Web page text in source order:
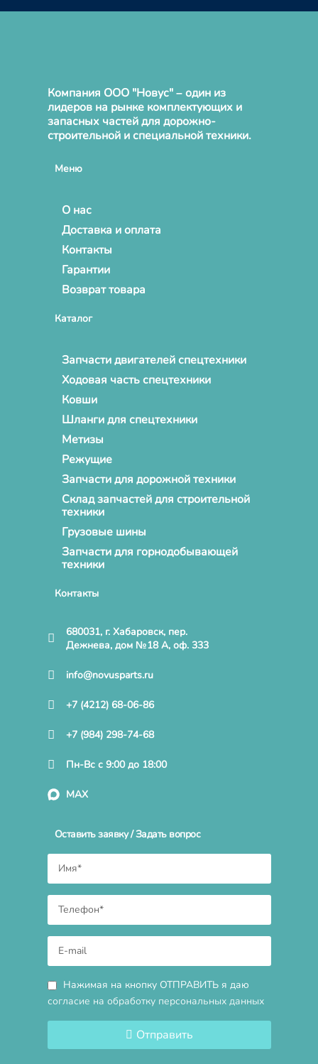
Компания ООО "Новус" – один из
лидеров на рынке комплектующих и
запасных частей для дорожно-
строительной и специальной техники.
Меню
О нас
Доставка и оплата
Контакты
Гарантии
Возврат товара
Каталог
Запчасти двигателей спецтехники
Ходовая часть спецтехники
Ковши
Шланги для спецтехники
Метизы
Режущие
Запчасти для дорожной техники
Склад запчастей для строительной
техники
Грузовые шины
Запчасти для горнодобывающей
техники
Контакты
680031, г. Хабаровск, пер.
Дежнева, дом №18 А, оф. 333
info@novusparts.ru
+7 (4212) 68-06-86
+7 (984) 298-74-68
Пн-Вс с 9:00 до 18:00
MAX
Оставить заявку / Задать вопрос
Нажимая на кнопку ОТПРАВИТЬ я даю
согласие на обработку персональных данных
Отправить